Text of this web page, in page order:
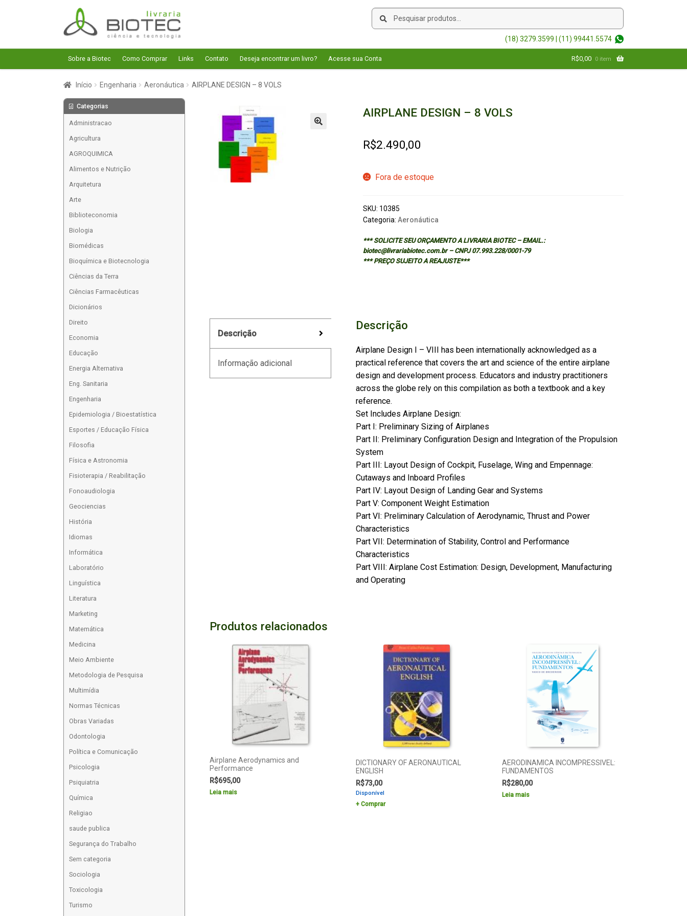
Pular
para
navegação
Pular
para
o
conteúdo
Pesquisar
Pesquisar
(18) 3279.3599 | (11) 99441.5574
Sobre a Biotec Como Comprar Links Contato Deseja encontrar um livro? Acesse sua Conta R$0,00 0 item
Início Engenharia Aeronáutica AIRPLANE DESIGN – 8 VOLS
AIRPLANE DESIGN – 8 VOLS
R$2.490,00
Fora de estoque
SKU: 10385
Categoria: Aeronáutica
*** SOLICITE SEU ORÇAMENTO A LIVRARIA BIOTEC – EMAIL.:
biotec@livrariabiotec.com.br – CNPJ 07.993.228/0001-79
*** PREÇO SUJEITO A REAJUSTE***
Descrição
Informação adicional
Descrição
Airplane Design I – VIII has been internationally acknowledged as a
practical reference that covers the art and science of the entire airplane
design and development process. Educators and industry practitioners
across the globe rely on this compilation as both a textbook and a key
reference.
Set Includes Airplane Design:
Part I: Preliminary Sizing of Airplanes
Part II: Preliminary Configuration Design and Integration of the Propulsion
System
Part III: Layout Design of Cockpit, Fuselage, Wing and Empennage:
Cutaways and Inboard Profiles
Part IV: Layout Design of Landing Gear and Systems
Part V: Component Weight Estimation
Part VI: Preliminary Calculation of Aerodynamic, Thrust and Power
Characteristics
Part VII: Determination of Stability, Control and Performance
Characteristics
Part VIII: Airplane Cost Estimation: Design, Development, Manufacturing
and Operating
Produtos relacionados
Airplane Aerodynamics and
Performance
R$695,00
Leia mais
DICTIONARY OF AERONAUTICAL
ENGLISH
R$73,00
Disponível
Comprar
AERODINAMICA INCOMPRESSIVEL:
FUNDAMENTOS
R$280,00
Leia mais
Categorias
Administracao
Agricultura
AGROQUIMICA
Alimentos e Nutrição
Arquitetura
Arte
Biblioteconomia
Biologia
Biomédicas
Bioquímica e Biotecnologia
Ciências da Terra
Ciências Farmacêuticas
Dicionários
Direito
Economia
Educação
Energia Alternativa
Eng. Sanitaria
Engenharia
Epidemiologia / Bioestatística
Esportes / Educação Física
Filosofia
Física e Astronomia
Fisioterapia / Reabilitação
Fonoaudiologia
Geociencias
História
Idiomas
Informática
Laboratório
Linguística
Literatura
Marketing
Matemática
Medicina
Meio Ambiente
Metodologia de Pesquisa
Multimídia
Normas Técnicas
Obras Variadas
Odontologia
Política e Comunicação
Psicologia
Psiquiatria
Química
Religiao
saude publica
Segurança do Trabalho
Sem categoria
Sociologia
Toxicologia
Turismo